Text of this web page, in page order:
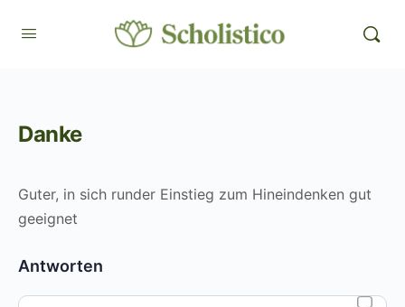
Danke
Guter, in sich runder Einstieg zum Hineindenken gut
geeignet
Antworten